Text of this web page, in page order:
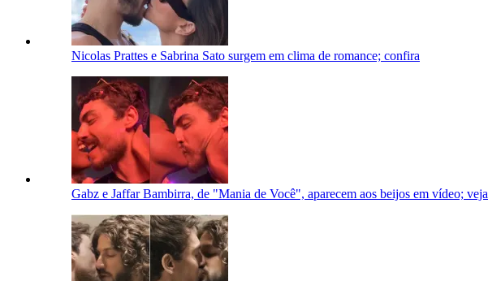
Nicolas Prattes e Sabrina Sato surgem em clima de romance; confira
Gabz e Jaffar Bambirra, de "Mania de Você", aparecem aos beijos em vídeo; veja